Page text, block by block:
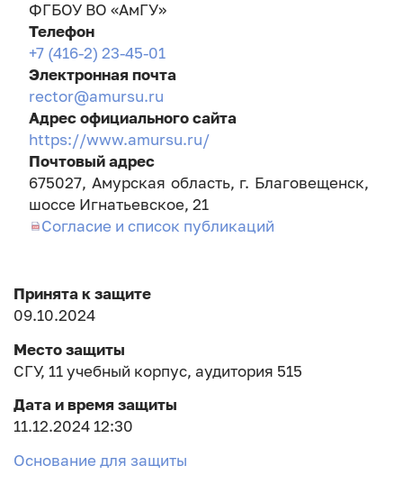
ФГБОУ ВО «АмГУ»
Телефон
+7 (416-2) 23-45-01
Электронная почта
rector@amursu.ru
Адрес официального сайта
https://www.amursu.ru/
Почтовый адрес
675027, Амурская область, г. Благовещенск,
шоссе Игнатьевское, 21
Согласие и список публикаций
Принята к защите
09.10.2024
Место защиты
СГУ, 11 учебный корпус, аудитория 515
Дата и время защиты
11.12.2024 12:30
Основание для защиты